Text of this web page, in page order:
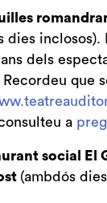
una mena de
de 1808,
de la
són
passés a
. I com
dies inclosos).
dels
Recordeu que
a
social El
(ambdós